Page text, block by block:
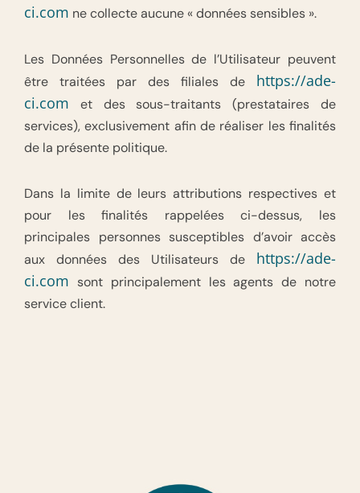
ci.com ne collecte aucune « données sensibles ».
Les Données Personnelles de l’Utilisateur peuvent
être traitées par des filiales de https://ade-
ci.com et des sous-traitants (prestataires de
services), exclusivement afin de réaliser les finalités
de la présente politique.
Dans la limite de leurs attributions respectives et
pour les finalités rappelées ci-dessus, les
principales personnes susceptibles d’avoir accès
aux données des Utilisateurs de https://ade-
ci.com sont principalement les agents de notre
service client.